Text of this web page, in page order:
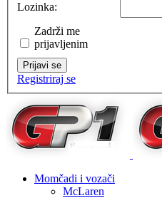
Lozinka:
Zadrži me
prijavljenim
Prijavi se
Registriraj se
Momčadi i vozači
McLaren